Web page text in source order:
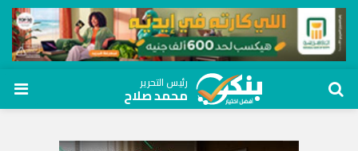
رئيس التحرير
محمد صلاح